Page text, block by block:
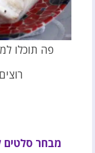
פה תוכלו
מבחר סלטים